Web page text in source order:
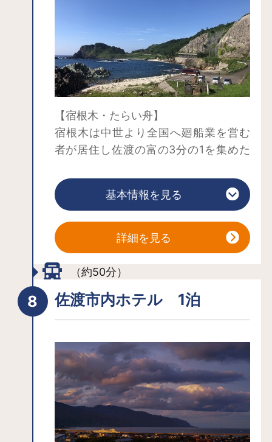
【宿根木・たらい舟】
宿根木は中世より全国へ廻船業を営む
者が居住し佐渡の富の3分の1を集めた
なみが重要伝統的建造物群保存地区に
指定されています。
たらい舟は岩礁が多い周辺海岸で、小
回りが利き自由に操作ができるように
【たたこう館】
鼓童文化財団運営の施設です。老若男
女、誰もが楽しめる太鼓体験です。太
多彩なプログラムを提供しています。
基本情報を見る
詳細を見る
（約50分）
佐渡市内ホテル 1泊